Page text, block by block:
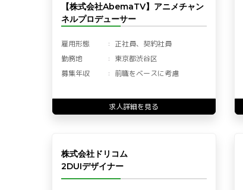
【株式会社AbemaTV】アニメチャン
ネルプロデューサー
雇用形態
正社員、契約社員
勤務地
東京都渋谷区
募集年収
前職をベースに考慮
求人詳細を見る
株式会社ドリコム
2DUIデザイナー